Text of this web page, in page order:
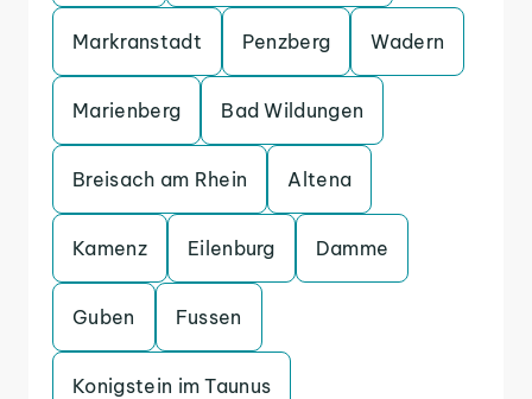
Markranstadt Penzberg Wadern
Marienberg Bad Wildungen
Breisach am Rhein Altena
Kamenz Eilenburg Damme
Guben Fussen
Konigstein im Taunus